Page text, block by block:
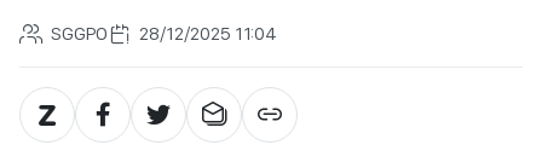
SGGPO 28/12/2025 11:04